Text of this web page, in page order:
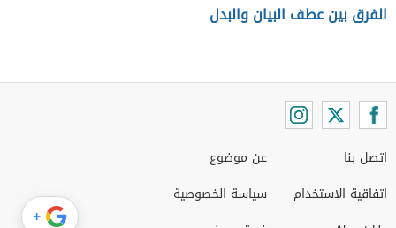
الفرق بين عطف البيان والبدل
اتصل بنا
اتفاقية الاستخدام
عن موضوع
سياسة الخصوصية
+